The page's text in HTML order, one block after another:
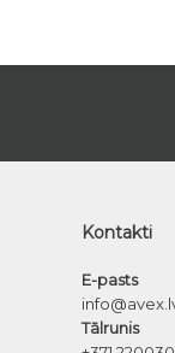
Kontakti
E-pasts
Tālrunis